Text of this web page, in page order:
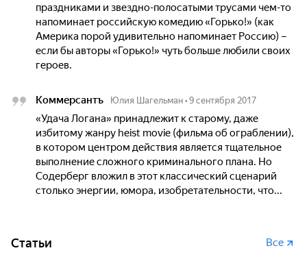
праздниками и звездно-полосатыми трусами чем-то
напоминает российскую комедию «Горько!» (как
Америка порой удивительно напоминает Россию) –
если бы авторы «Горько!» чуть больше любили своих
героев.
Коммерсантъ Юлия Шагельман • 9 сентября 2017
«Удача Логана» принадлежит к старому, даже
избитому жанру heist movie (фильма об ограблении),
в котором центром действия является тщательное
выполнение сложного криминального плана. Но
Содерберг вложил в этот классический сценарий
столько энергии, юмора, изобретательности, что...
Статьи Все